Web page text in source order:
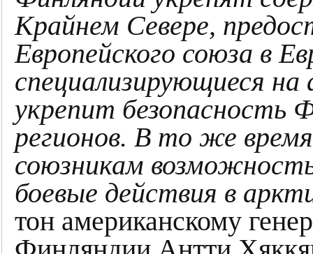
Крайнем Севере,
Европейского союза в
специализирующиеся на
укрепит безопасность
регионов. В то же
союзникам
боевые действия в
тон американскому